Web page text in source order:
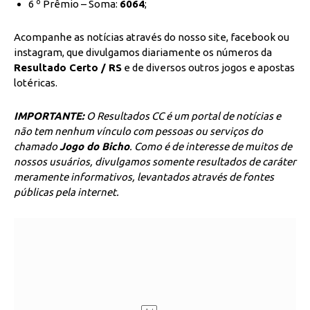
6 º Prêmio – Soma: 6064;
Acompanhe as notícias através do nosso site, facebook ou
instagram, que divulgamos diariamente os números da
Resultado Certo / RS e de diversos outros jogos e apostas
lotéricas.
IMPORTANTE:O Resultados CC é um portal de notícias e
não tem nenhum vínculo com pessoas ou serviços do
chamadoJogo do Bicho. Como é de interesse de muitos de
nossos usuários, divulgamos somente resultados de caráter
meramente informativos, levantados através de fontes
públicas pela internet.